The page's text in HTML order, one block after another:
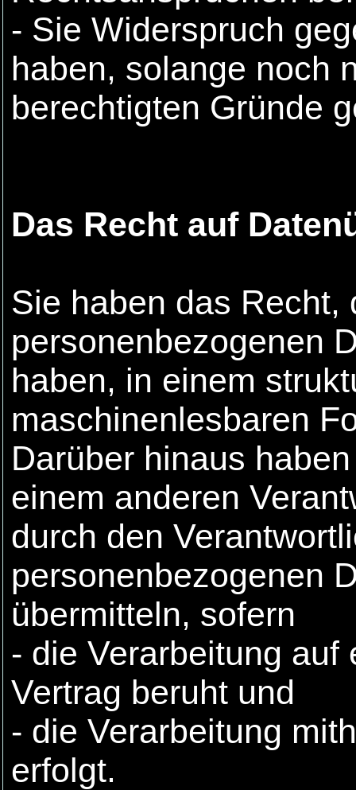
- Sie Widerspruch
haben, solange noch
berechtigten Gründe
Das Recht auf
Sie haben das Recht,
personenbezogenen
haben, in einem
maschinenlesbaren
Darüber hinaus
einem anderen
durch den
personenbezogenen
übermitteln, sofern
- die Verarbeitung
Vertrag beruht und
- die Verarbeitung
erfolgt.